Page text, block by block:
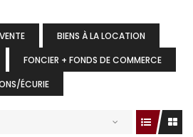
BIENS À LA LOCATION
FONCIER + FONDS DE COMMERCE
ÉCURIE